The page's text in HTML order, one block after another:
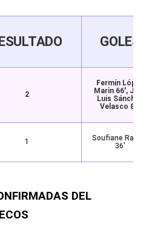
GOLES
2
Fermín López
Marin 66′, Juan
Luis Sánchez
Velasco 85′
1
Soufiane Rahimi
36′
DEL